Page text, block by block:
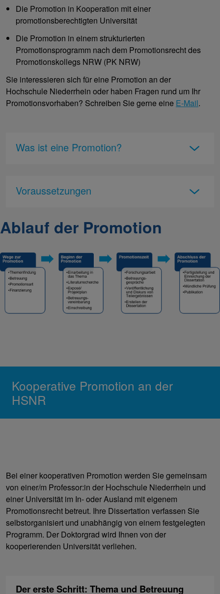
Die Promotion in Kooperation mit einer
promotionsberechtigten Universität
Die Promotion in einem strukturierten
Promotionsprogramm nach dem Promotionsrecht des
Promotionskollegs NRW (PK NRW)
Sie interessieren sich für eine Promotion an der
Hochschule Niederrhein oder haben Fragen rund um Ihr
Promotionsvorhaben? Schreiben Sie gerne eine E-Mail.
Was ist eine Promotion?
Voraussetzungen
Ablauf der Promotion
Kooperative Promotion an der
HSNR
Bei einer kooperativen Promotion werden Sie gemeinsam
von einer/m Professor:in der Hochschule Niederrhein und
einer Universität im In- oder Ausland mit eigenem
Promotionsrecht betreut. Ihre Dissertation verfassen Sie
selbstorganisiert und unabhängig von einem festgelegten
Programm. Der Doktorgrad wird Ihnen von der
kooperierenden Universität verliehen.
Der erste Schritt: Thema und Betreuung